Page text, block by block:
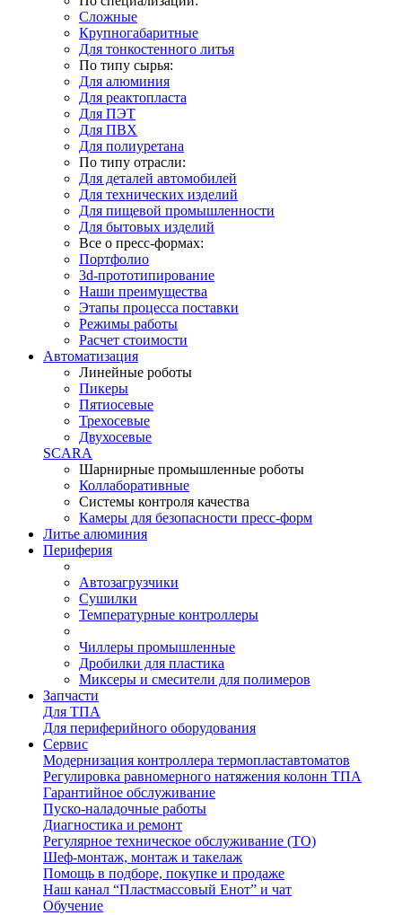
Сложные
Крупногабаритные
Для тонкостенного литья
По типу сырья:
Для алюминия
Для реактопласта
Для ПЭТ
Для ПВХ
Для полиуретана
По типу отрасли:
Для деталей автомобилей
Для технических изделий
Для пищевой промышленности
Для бытовых изделий
Все о пресс-формах:
Портфолио
3d-прототипирование
Наши преимущества
Этапы процесса поставки
Режимы работы
Расчет стоимости
Автоматизация
Линейные роботы
Пикеры
Пятиосевые
Трехосевые
Двухосевые
SCARA
Шарнирные промышленные роботы
Коллаборативные
Системы контроля качества
Камеры для безопасности пресс-форм
Литье алюминия
Периферия
Автозагрузчики
Сушилки
Температурные контроллеры
Чиллеры промышленные
Дробилки для пластика
Миксеры и смесители для полимеров
Запчасти
Для ТПА
Для периферийного оборудования
Сервис
Модернизация контроллера термопластавтоматов
Регулировка равномерного натяжения колонн ТПА
Гарантийное обслуживание
Пуско-наладочные работы
Диагностика и ремонт
Регулярное техническое обслуживание (ТО)
Шеф-монтаж, монтаж и такелаж
Помощь в подборе, покупке и продаже
Наш канал “Пластмассовый Енот” и чат
Обучение